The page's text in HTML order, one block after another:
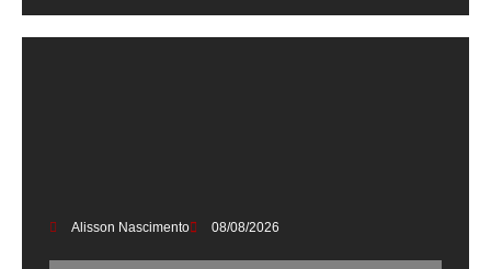
Alisson Nascimento 08/08/2026